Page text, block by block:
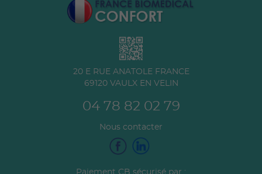
20 E RUE ANATOLE FRANCE
69120 VAULX EN VELIN
04 78 82 02 79
Nous contacter
Paiement CB sécurisé par :